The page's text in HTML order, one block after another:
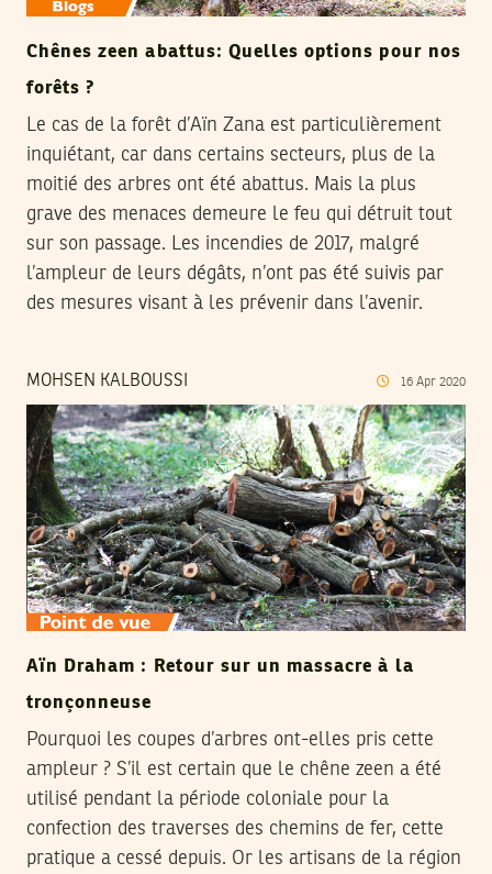
Chênes zeen abattus: Quelles options pour nos
forêts ?
Le cas de la forêt d’Aïn Zana est particulièrement
inquiétant, car dans certains secteurs, plus de la
moitié des arbres ont été abattus. Mais la plus
grave des menaces demeure le feu qui détruit tout
sur son passage. Les incendies de 2017, malgré
l’ampleur de leurs dégâts, n’ont pas été suivis par
des mesures visant à les prévenir dans l’avenir.
MOHSEN KALBOUSSI 16 Apr 2020
Aïn Draham : Retour sur un massacre à la
tronçonneuse
Pourquoi les coupes d’arbres ont-elles pris cette
ampleur ? S’il est certain que le chêne zeen a été
utilisé pendant la période coloniale pour la
confection des traverses des chemins de fer, cette
pratique a cessé depuis. Or les artisans de la région